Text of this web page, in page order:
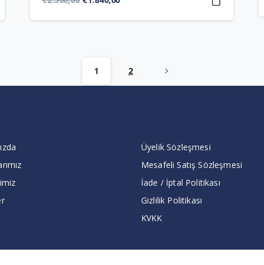
1 2
Üyelik Sözleşmesi
Mesafeli Satış Sözleşmesi
İade / İptal Politikası
Gizlilik Politikası
KVKK